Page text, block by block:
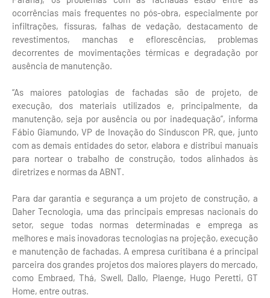
ocorrências mais frequentes no pós-obra, especialmente por
infiltrações, fissuras, falhas de vedação, destacamento de
revestimentos, manchas e eflorescências, problemas
decorrentes de movimentações térmicas e degradação por
ausência de manutenção.
“As maiores patologias de fachadas são de projeto, de
execução, dos materiais utilizados e, principalmente, da
manutenção, seja por ausência ou por inadequação”, informa
Fábio Giamundo, VP de Inovação do Sinduscon PR, que, junto
com as demais entidades do setor, elabora e distribui manuais
para nortear o trabalho de construção, todos alinhados às
diretrizes e normas da ABNT.
Para dar garantia e segurança a um projeto de construção, a
Daher Tecnologia, uma das principais empresas nacionais do
setor, segue todas normas determinadas e emprega as
melhores e mais inovadoras tecnologias na projeção, execução
e manutenção de fachadas. A empresa curitibana é a principal
parceira dos grandes projetos dos maiores players do mercado,
como Embraed, Thá, Swell, Dallo, Plaenge, Hugo Peretti, GT
Home, entre outras.